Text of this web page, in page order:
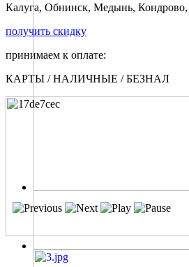
Калуга, Обнинск, Медынь,
получить скидку
принимаем к оплате:
КАРТЫ / НАЛИЧНЫЕ / БЕЗНАЛ